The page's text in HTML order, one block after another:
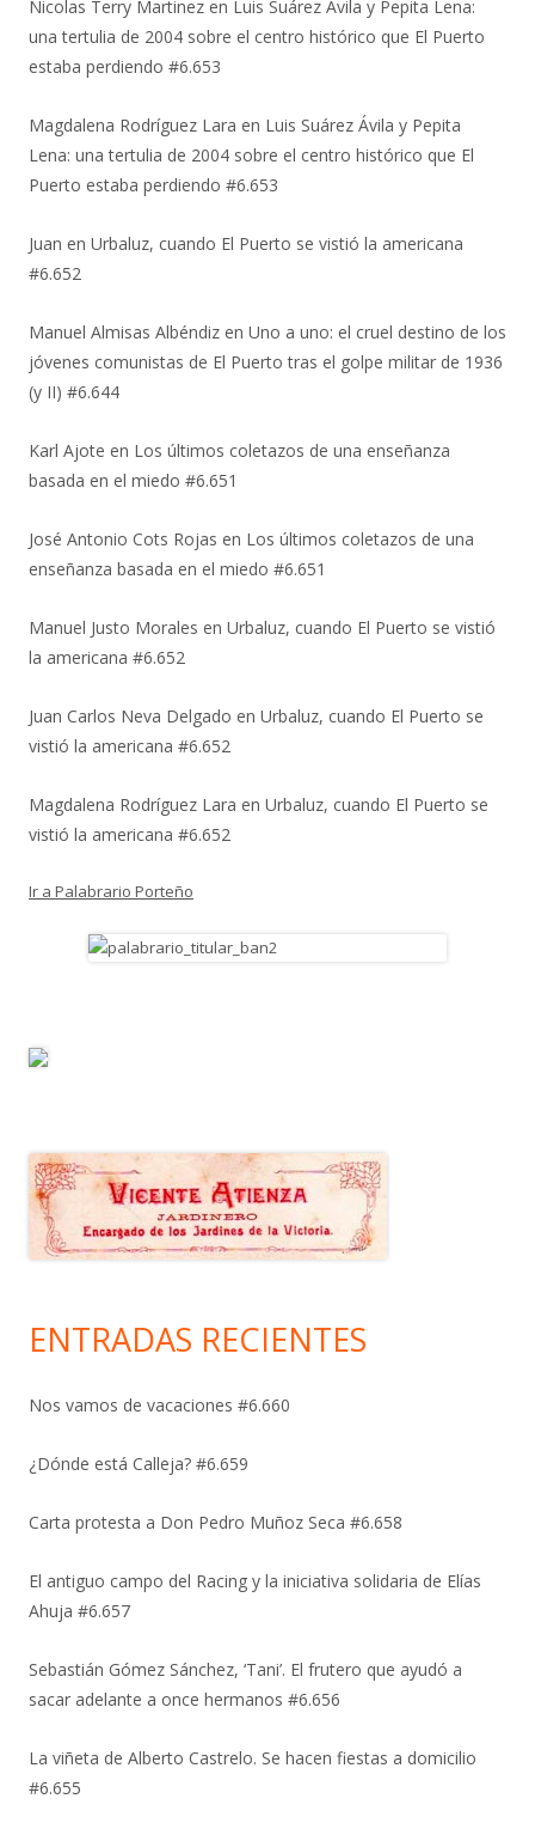
Nicolas Terry Martinez en Luis Suárez Ávila y Pepita Lena:
una tertulia de 2004 sobre el centro histórico que El Puerto
estaba perdiendo #6.653
Magdalena Rodríguez Lara en Luis Suárez Ávila y Pepita
Lena: una tertulia de 2004 sobre el centro histórico que El
Puerto estaba perdiendo #6.653
Juan en Urbaluz, cuando El Puerto se vistió la americana
#6.652
Manuel Almisas Albéndiz en Uno a uno: el cruel destino de los
jóvenes comunistas de El Puerto tras el golpe militar de 1936
(y II) #6.644
Karl Ajote en Los últimos coletazos de una enseñanza
basada en el miedo #6.651
José Antonio Cots Rojas en Los últimos coletazos de una
enseñanza basada en el miedo #6.651
Manuel Justo Morales en Urbaluz, cuando El Puerto se vistió
la americana #6.652
Juan Carlos Neva Delgado en Urbaluz, cuando El Puerto se
vistió la americana #6.652
Magdalena Rodríguez Lara en Urbaluz, cuando El Puerto se
vistió la americana #6.652
Ir a Palabrario Porteño
ENTRADAS RECIENTES
Nos vamos de vacaciones #6.660
¿Dónde está Calleja? #6.659
Carta protesta a Don Pedro Muñoz Seca #6.658
El antiguo campo del Racing y la iniciativa solidaria de Elías
Ahuja #6.657
Sebastián Gómez Sánchez, ‘Tani’. El frutero que ayudó a
sacar adelante a once hermanos #6.656
La viñeta de Alberto Castrelo. Se hacen fiestas a domicilio
#6.655